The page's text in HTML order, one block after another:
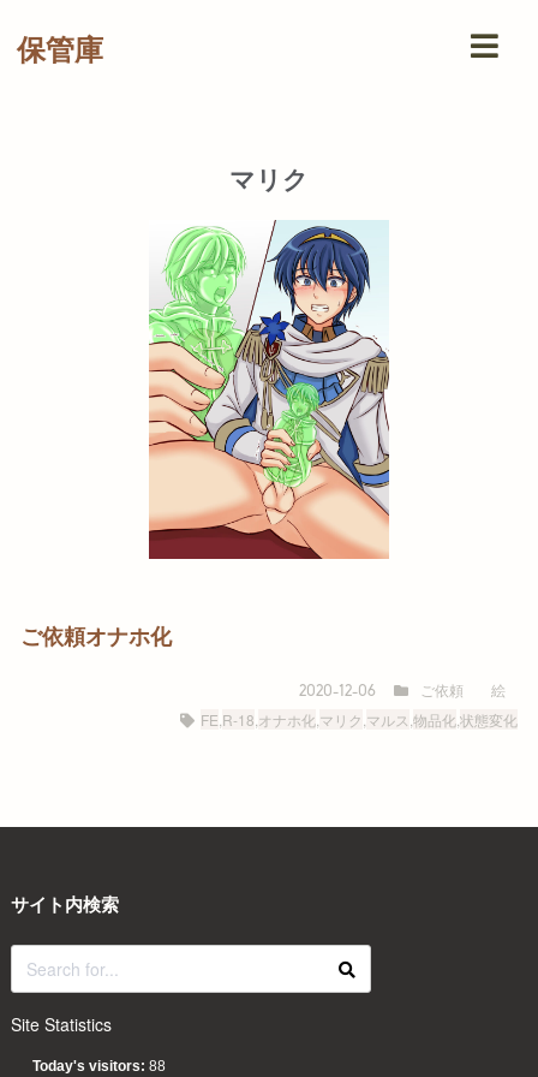
保管庫
マリク
ご依頼オナホ化
2020-12-06 ご依頼
絵
FE R-18 オナホ化 マリク マルス ,物品化,状態変化
サイト内検索
Site Statistics
Today's visitors: 88